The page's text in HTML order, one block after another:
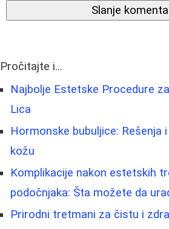
Slanje
Pročitajte i...
Najbolje Estetske Procedure
Lica
Hormonske bubuljice: Rešenja
kožu
Komplikacije nakon estetskih
podočnjaka: Šta možete da
Prirodni tretmani za čistu i